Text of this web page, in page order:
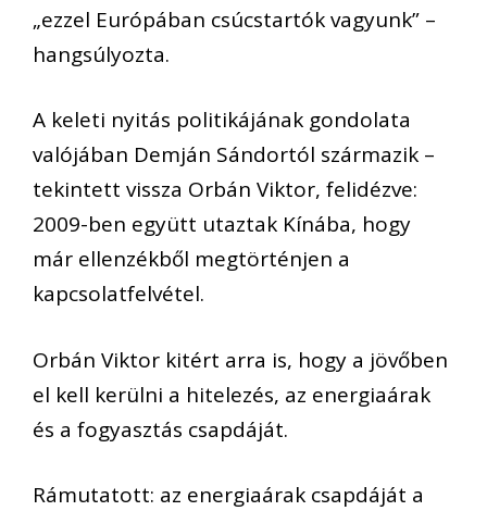
„ezzel Európában csúcstartók vagyunk” –
hangsúlyozta.
A keleti nyitás politikájának gondolata
valójában Demján Sándortól származik –
tekintett vissza Orbán Viktor, felidézve:
2009-ben együtt utaztak Kínába, hogy
már ellenzékből megtörténjen a
kapcsolatfelvétel.
Orbán Viktor kitért arra is, hogy a jövőben
el kell kerülni a hitelezés, az energiaárak
és a fogyasztás csapdáját.
Rámutatott: az energiaárak csapdáját a